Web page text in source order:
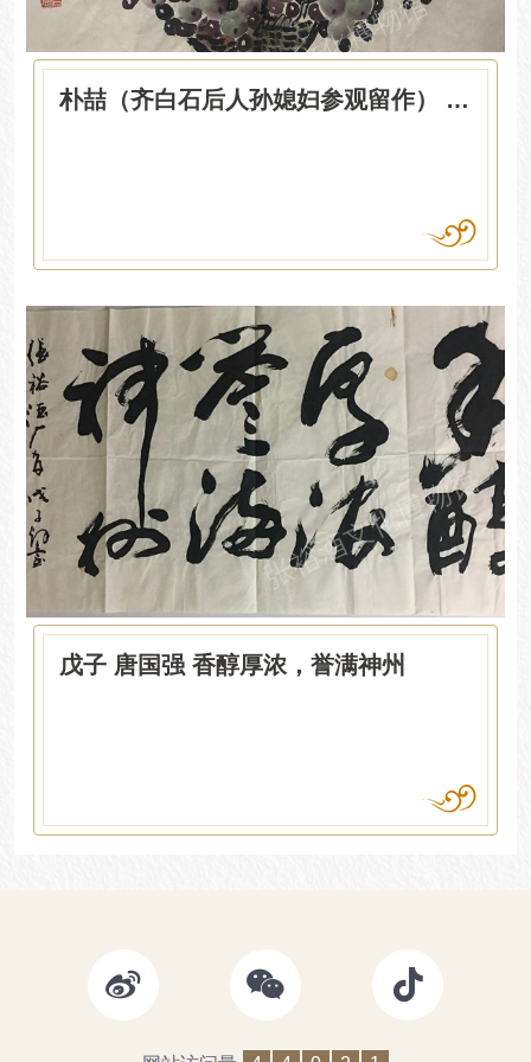
朴喆（齐白石后人孙媳妇参观留作） 花篮葡萄
戊子 唐国强 香醇厚浓，誉满神州